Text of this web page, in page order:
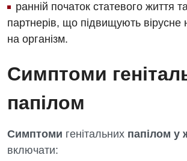
ранній початок статевого життя
партнерів, що підвищують вірусне
на організм.
Симптоми
папілом
Симптоми генітальних папілом у
включати: